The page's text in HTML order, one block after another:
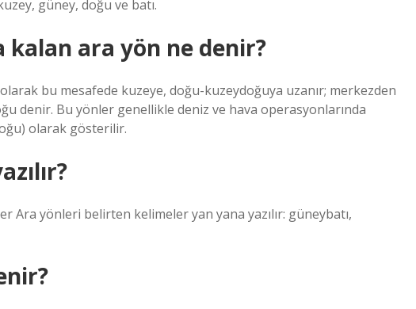
güney, doğu ve batı.
kalan ara yön ne denir?
bu mesafede kuzeye, doğu-kuzeydoğuya uzanır; merkezden
denir. Bu yönler genellikle deniz ve hava operasyonlarında
olarak gösterilir.
Ara yönleri belirten kelimeler yan yana yazılır: güneybatı,